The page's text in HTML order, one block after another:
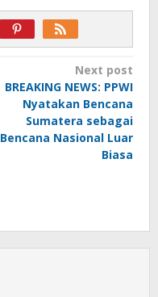
Next post
BREAKING NEWS: PPWI
Nyatakan Bencana
Sumatera sebagai
Bencana Nasional Luar
Biasa